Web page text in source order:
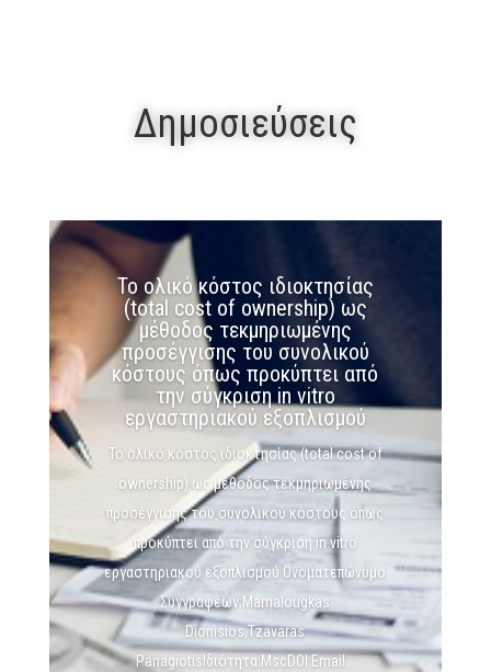
Δημοσιεύσεις
Το ολικό κόστος ιδιοκτησίας
(total cost of ownership) ως
μέθοδος τεκμηριωμένης
προσέγγισης του συνολικού
κόστους όπως προκύπτει από
την σύγκριση in vitro
εργαστηριακού εξοπλισμού
Το ολικό κόστος ιδιοκτησίας (total cost of
ownership) ως μέθοδος τεκμηριωμένης
προσέγγισης του συνολικού κόστους όπως
προκύπτει από την σύγκριση in vitro
εργαστηριακού εξοπλισμού Ονοματεπώνυμο
Συγγραφέων:Mamalougkas
Dionisios,Tzavaras
PanagiotisΙδιότητα:MscDOI:Email...